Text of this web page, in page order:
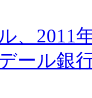
、2011
ール銀